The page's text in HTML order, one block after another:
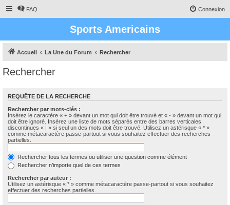
FAQ Connexion
Sports Americains
Accueil La Une du Forum Rechercher
Rechercher
REQUÊTE DE LA RECHERCHE
Rechercher par mots-clés :
Insérez le caractère « + » devant un mot qui doit être trouvé et « - » devant un mot qui
doit être ignoré. Insérez une liste de mots séparés entre des barres verticales
discontinues « | » si seul un des mots doit être trouvé. Utilisez un astérisque « * »
comme métacaractère passe-partout si vous souhaitez effectuer des recherches
partielles.
Rechercher tous les termes ou utiliser une question comme élément
Rechercher n’importe quel de ces termes
Rechercher par auteur :
Utilisez un astérisque « * » comme métacaractère passe-partout si vous souhaitez
effectuer des recherches partielles.